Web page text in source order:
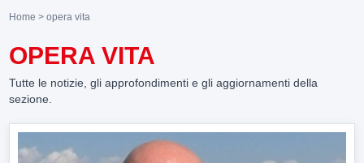
Home > opera vita
OPERA VITA
Tutte le notizie, gli approfondimenti e gli aggiornamenti della
sezione.